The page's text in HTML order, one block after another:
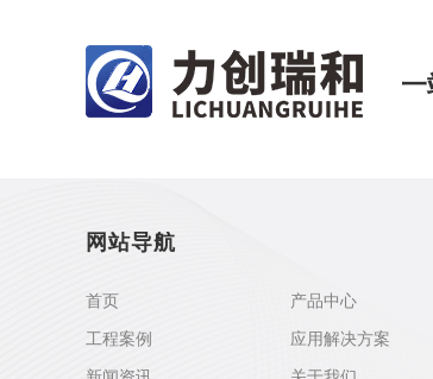
网站导航
首页 产品中心
工程案例 应用解决方案